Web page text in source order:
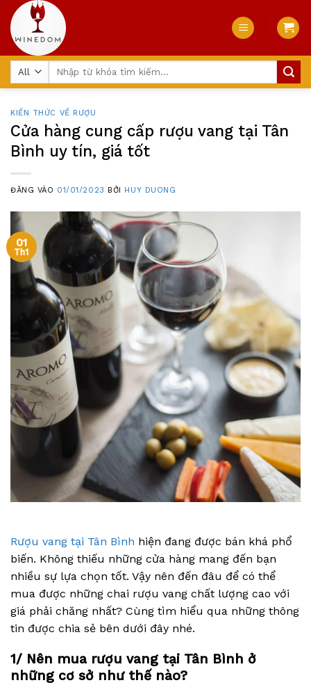
Skip
content
KIẾN THỨC VỀ RƯỢU
Cửa hàng cung cấp rượu vang tại Tân
Bình uy tín, giá tốt
ĐĂNG VÀO 01/01/2023 BỞI HUY DUONG
01
Th1
Rượu vang tại Tân Bình hiện đang được bán khá phổ
biến. Không thiếu những cửa hàng mang đến bạn
nhiều sự lựa chọn tốt. Vậy nên đến đâu để có thể
mua được những chai rượu vang chất lượng cao với
giá phải chăng nhất? Cùng tìm hiểu qua những thông
tin được chia sẻ bên dưới đây nhé.
1/ Nên mua rượu vang tại Tân Bình ở
những cơ sở như thế nào?